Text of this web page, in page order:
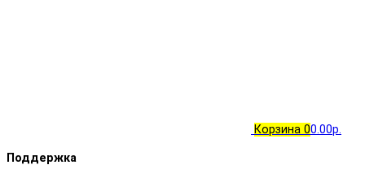
Корзина 00.00р.
Поддержка